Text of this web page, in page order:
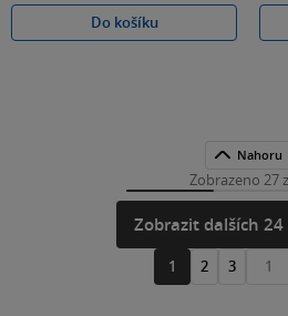
Do košíku
Nahoru
Zobrazeno 27
Zobrazit dalších
1 2 3
Přejít